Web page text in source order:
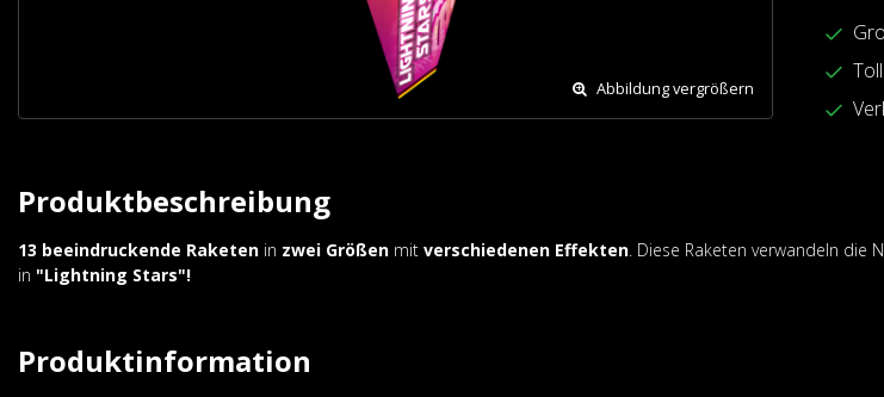
Abbildung vergrößern
Produktbeschreibung
13 beeindruckende Raketen in zwei Größen mit verschiedenen Effekten. Diese Raketen verwandeln die
in "Lightning Stars"!
Produktinformation